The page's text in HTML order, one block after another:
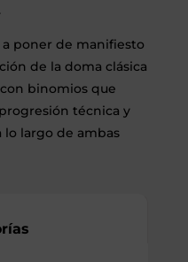
a poner de manifiesto
de la doma clásica
binomios que
técnica y
largo de ambas